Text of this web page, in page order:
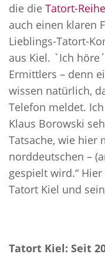
die die Tatort-Reihe
auch einen klaren
Lieblings-Tatort-
aus Kiel. `Ich
Ermittlers – denn
wissen natürlich,
Telefon meldet.
Klaus Borowski
Tatsache, wie hier
norddeutschen –
gespielt wird.“
Tatort Kiel und
Tatort Kiel: Seit